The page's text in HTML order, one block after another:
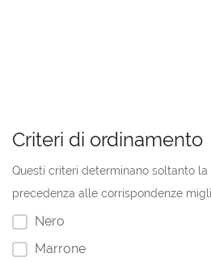
Criteri di ordinamento
Questi criteri determinano soltanto la
precedenza alle corrispondenze
Nero
Marrone